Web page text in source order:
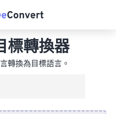
標轉換器
轉換為目標語言。